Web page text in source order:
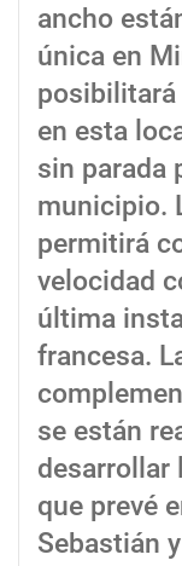
ancho
única en
posibilitará
en esta
sin parada
municipio.
permitirá
velocidad
última
francesa.
se están
desarrollar
que prevé
Sebastián